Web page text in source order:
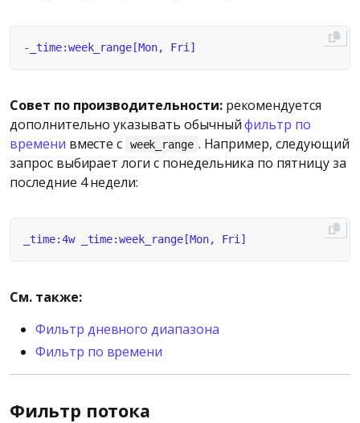
Совет по производительности:рекомендуется
дополнительно указывать обычныйфильтр по
времени вместе с week_range . Например, следующий
запрос выбирает логи с понедельника по пятницу за
последние 4 недели:
См. также:
Фильтр дневного диапазона
Фильтр по времени
Фильтр потока